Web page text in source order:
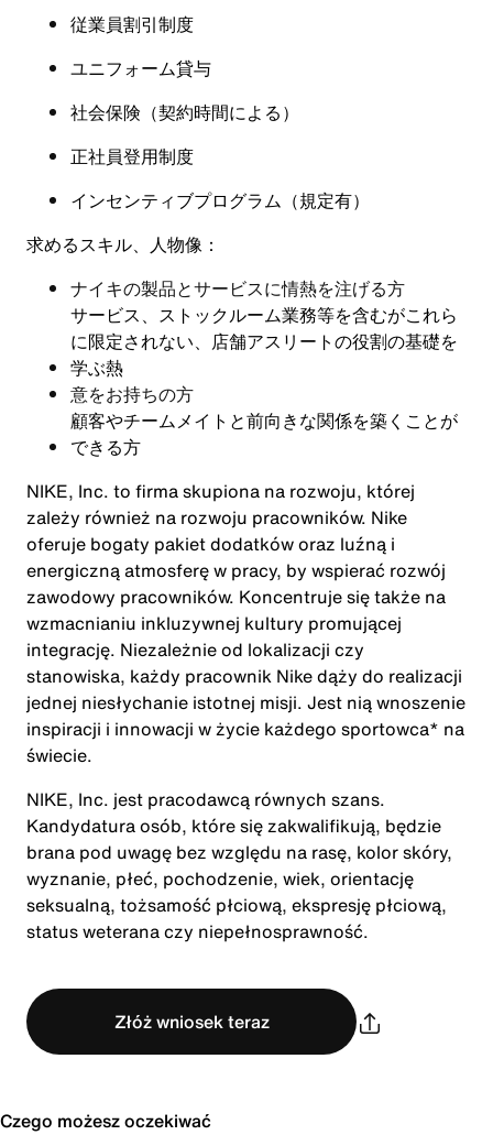
従業員割引制度
ユニフォーム貸与
社会保険 （契約時間による）
正社員登用制度
インセンティブプログラム（規定有）
求めるスキル、人物像：
ナイキの製品とサービスに情熱を注げる方
サービス、ストックルーム業務等を含むがこれら
に限定されない、店舗アスリートの役割の基礎を
学ぶ熱
意をお持ちの方
顧客やチームメイトと前向きな関係を築くことが
できる方
NIKE, Inc. to firma skupiona na rozwoju, której
zależy również na rozwoju pracowników. Nike
oferuje bogaty pakiet dodatków oraz luźną i
energiczną atmosferę w pracy, by wspierać rozwój
zawodowy pracowników. Koncentruje się także na
wzmacnianiu inkluzywnej kultury promującej
integrację. Niezależnie od lokalizacji czy
stanowiska, każdy pracownik Nike dąży do realizacji
jednej niesłychanie istotnej misji. Jest nią wnoszenie
inspiracji i innowacji w życie każdego sportowca* na
świecie.
NIKE, Inc. jest pracodawcą równych szans.
Kandydatura osób, które się zakwalifikują, będzie
brana pod uwagę bez względu na rasę, kolor skóry,
wyznanie, płeć, pochodzenie, wiek, orientację
seksualną, tożsamość płciową, ekspresję płciową,
status weterana czy niepełnosprawność.
Złóż wniosek teraz
Czego możesz oczekiwać